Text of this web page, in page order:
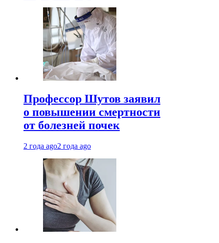
Профессор Шутов заявил
о повышении смертности
от болезней почек
2 года ago2 года ago